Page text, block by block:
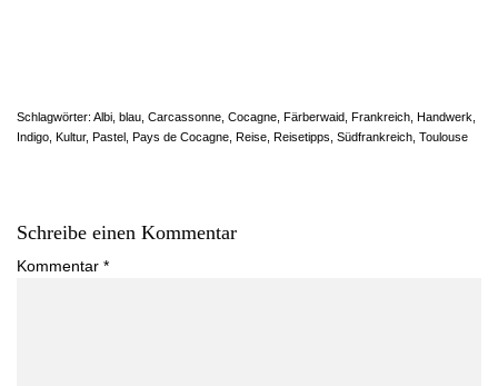
Schlagwörter: Albi blau Carcassonne Cocagne Färberwaid Frankreich Handwerk
Indigo
Kultur, Pastel Pays de Cocagne Reise Reisetipps Südfrankreich Toulouse
Schreibe einen Kommentar
Kommentar *